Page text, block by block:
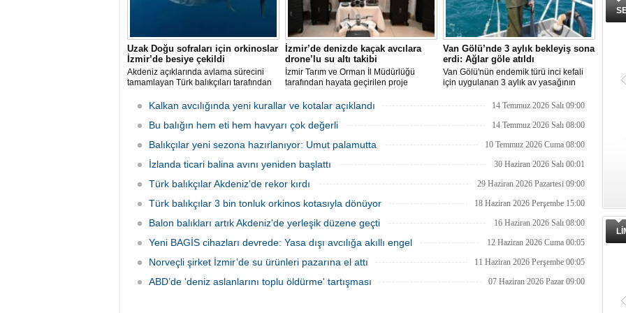
Uzak Doğu sofraları için orkinoslar
İzmir’de besiye çekildi
Akdeniz açıklarında avlama sürecini
tamamlayan Türk balıkçıları tarafından
orkinoslar, Uzak Doğu ülkelerine ihraç
edilmek için özenle bakılıyor.
İzmir’de denizde kaçak avcılara
drone’lu su altı takibi
İzmir Tarım ve Orman İl Müdürlüğü
tarafından hayata geçirilen proje
faaliyetleri anlık olarak tespit edebilen
hava ve su altı dronları sahada aktif
olarak kullanılmaya başlandı.
Van Gölü’nde 3 aylık bekleyiş sona
erdi: Ağlar göle atıldı
Van Gölü'nün endemik türü inci kefali
için uygulanan 3 aylık av yasağının
yeniden suyla buluşturdu ve yeni av
Kalkan avcılığında yeni kurallar ve kotalar açıklandı 14 Temmuz 2026 Salı 09:00
Bu balığın hem eti hem havyarı çok değerli 14 Temmuz 2026 Salı 08:00
Balıkçılar yeni sezona hazırlanıyor: Umut palamutta 10 Temmuz 2026 Cuma 08:00
İzlanda ticari balina avını yeniden başlattı 30 Haziran 2026 Salı 00:01
Türk balıkçılar Akdeniz'de rekor kırdı 29 Haziran 2026 Pazartesi 09:00
Türk balıkçılar 3 bin tonluk orkinos kotasıyla dönüyor 18 Haziran 2026 Perşembe 15:00
Balon balıkları artık Akdeniz'de yerleşik düzene geçti 16 Haziran 2026 Salı 08:00
Yeni BAGİS cihazları devrede: Yasa dışı avcılığa akıllı engel 12 Haziran 2026 Cuma 00:05
Norveçli şirket İzmir’de su ürünleri pazarına el attı 11 Haziran 2026 Perşembe 00:05
ABD’de 'deniz aslanlarını toplu öldürme' tartışması 07 Haziran 2026 Pazar 09:00